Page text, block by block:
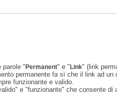
parole "Permanent" e "Link" (link
permanente fa sì che il link ad
funzionante e valido.
e "funzionante" che consente